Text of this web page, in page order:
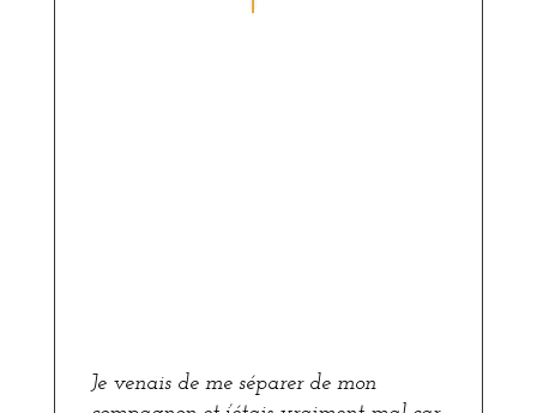
Je venais de me séparer de mon